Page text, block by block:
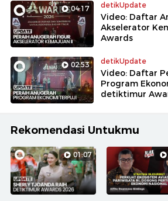
04:17 detikUpdate
Video: Daftar
Akselerator
Awards
02:53 detikUpdate
Video: Daftar
Program
detiktimur
Rekomendasi Untukmu
01:07